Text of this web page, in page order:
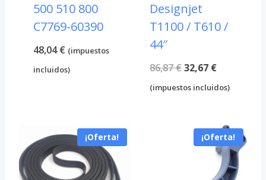
500 510 800
C7769-60390
48,04€ (impuestos
incluidos)
Designjet
T1100 / T610 /
44″
86,87€El
precio
86,87 €.
32,67 €El
precio
es:
32,67 €.
(impuestos incluidos)
¡Oferta! ¡Oferta!